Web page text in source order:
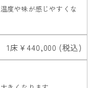
度や味が感じやすくな
1床￥440,000 (税込)